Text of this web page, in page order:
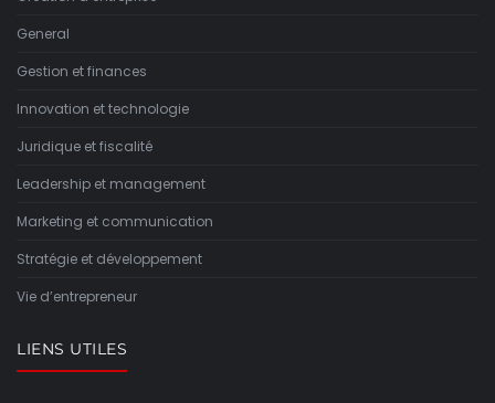
General
Gestion et finances
Innovation et technologie
Juridique et fiscalité
Leadership et management
Marketing et communication
Stratégie et développement
Vie d’entrepreneur
LIENS UTILES